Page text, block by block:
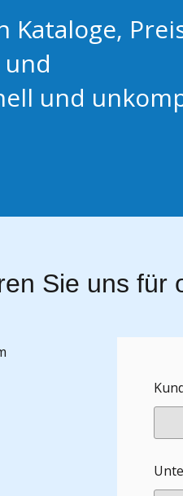
Kataloge,
und
Sie uns für